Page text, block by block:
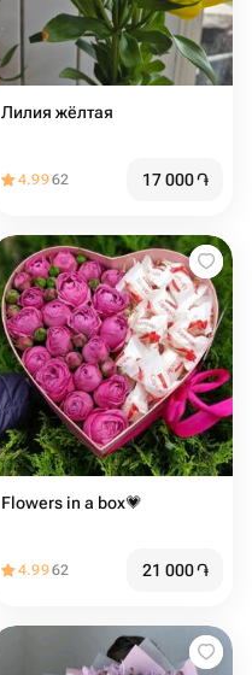
Лилия жёлтая
4.9962 17 000֏
Flowers in a box💗
4.9962 21 000֏